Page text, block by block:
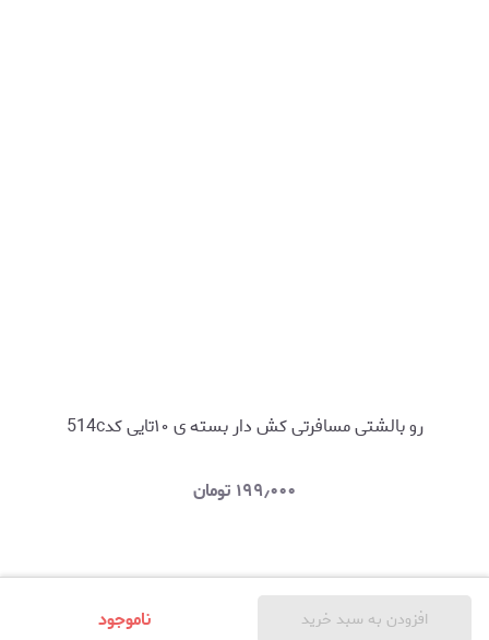
افزودن به سبد خرید ناموجود
رو بالشتی مسافرتی کش دار بسته ی ۱۰تایی کد514c
۱۹۹٫۰۰۰ تومان